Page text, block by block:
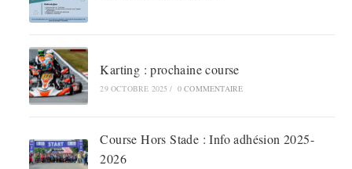
Karting : prochaine course
29 OCTOBRE 2025 / 0 COMMENTAIRE
Course Hors Stade : Info adhésion 2025-
2026